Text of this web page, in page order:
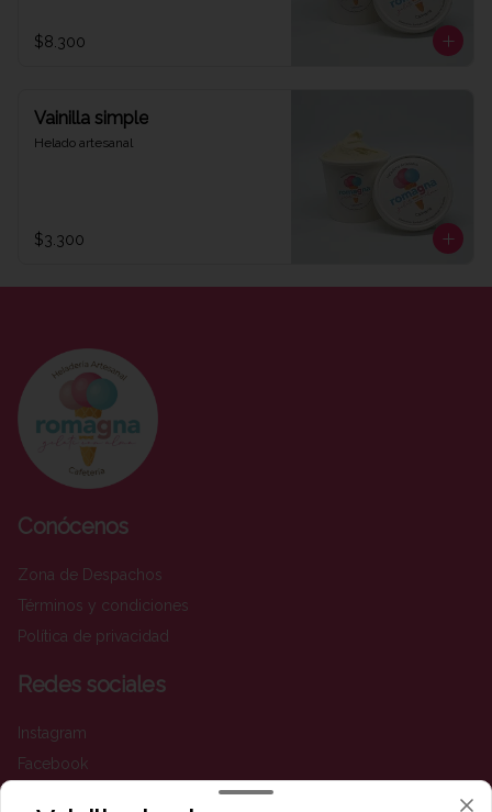
$8.300
Vainilla simple
Helado artesanal
$3.300
Conócenos
Zona de Despachos
Términos y condiciones
Política de privacidad
Redes sociales
Instagram
Facebook